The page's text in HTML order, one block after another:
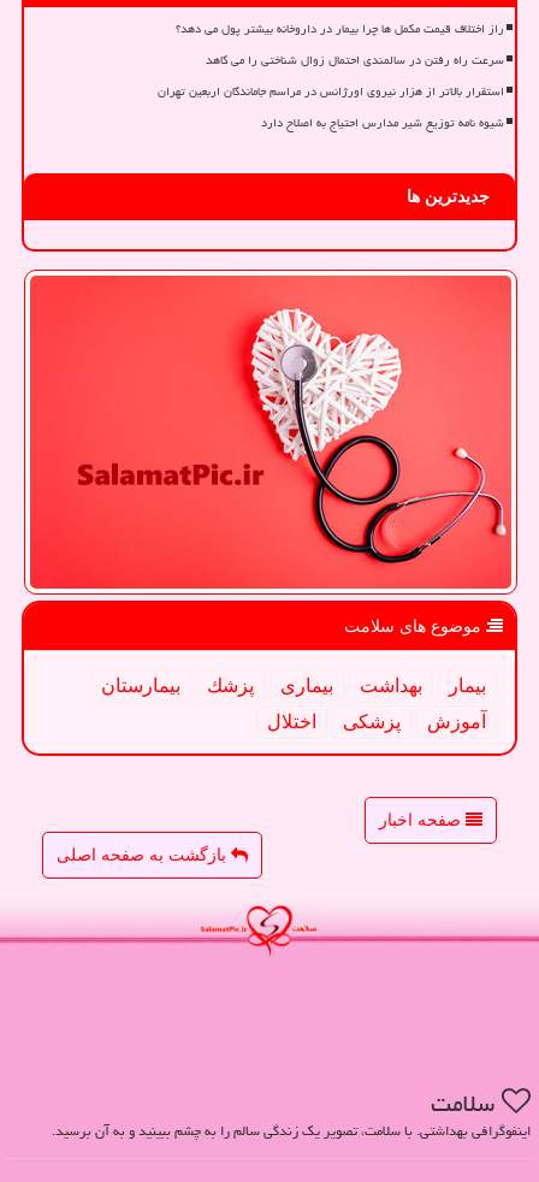
راز اختلاف قیمت مکمل ها چرا بیمار در داروخانه بیشتر پول می دهد؟
سرعت راه رفتن در سالمندی احتمال زوال شناختی را می کاهد
استقرار بالاتر از هزار نیروی اورژانس در مراسم جاماندگان اربعین تهران
شیوه نامه توزیع شیر مدارس احتیاج به اصلاح دارد
جدیدترین ها
موضوع های سلامت
بیمار بهداشت بیماری پزشك
بیمارستان
آموزش
پزشكی اختلال
صفحه اخبار
بازگشت به صفحه اصلی
سلامت
اینفوگرافی بهداشتی. با سلامت، تصویر یک زندگی سالم را به چشم ببینید و به آن برسید.